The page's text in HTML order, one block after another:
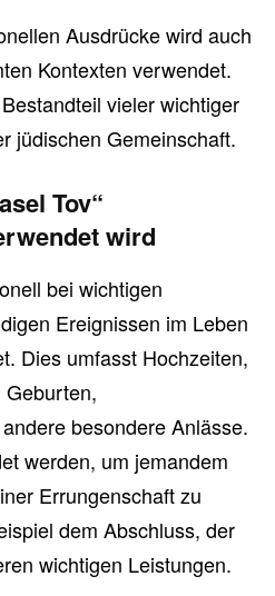
Ausdrücke wird auch
Kontexten verwendet.
vieler wichtiger
jüdischen Gemeinschaft.
Tov“
wird
bei wichtigen
Ereignissen im Leben
Dies umfasst Hochzeiten,
Geburten,
besondere Anlässe.
werden, um jemandem
Errungenschaft zu
dem Abschluss, der
wichtigen Leistungen.